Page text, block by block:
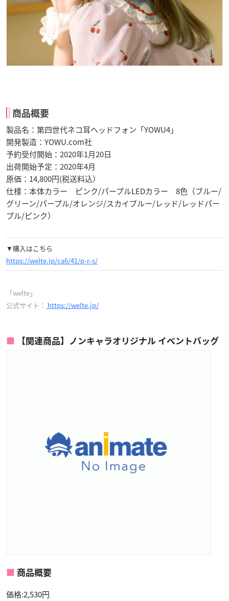
商品概要
製品名：第四世代ネコ耳ヘッドフォン「YOWU4」
開発製造：YOWU.com社
予約受付開始：2020年1月20日
出荷開始予定：2020年4月
原価：14,800円(税送料込）
仕様：本体カラー ピンク/パープルLEDカラー 8色（ブルー/
グリーン/パープル/オレンジ/スカイブルー/レッド/レッドパー
プル/ピンク）
▼購入はこちら
https://welte.jp/ca6/41/p-r-s/
「welte」
公式サイト： https://welte.jp/
【関連商品】ノンキャラオリジナル イベントバッグ
商品概要
価格:2,530円